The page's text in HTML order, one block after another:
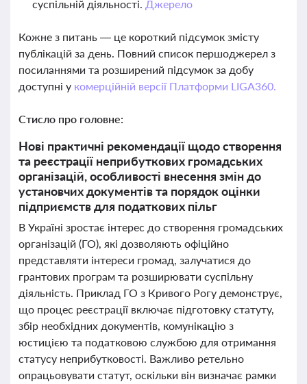
суспільній діяльності. Джерело
Кожне з питань — це короткий підсумок змісту
публікацій за день. Повний список першоджерел з
посиланнями та розширений підсумок за добу
доступні у комерційній версії Платформи LIGA360.
Стисло про головне:
Нові практичні рекомендації щодо створення
та реєстрації неприбуткових громадських
організацій, особливості внесення змін до
установчих документів та порядок оцінки
підприємств для податкових пільг
В Україні зростає інтерес до створення громадських
організацій (ГО), які дозволяють офіційно
представляти інтереси громад, залучатися до
грантових програм та розширювати суспільну
діяльність. Приклад ГО з Кривого Рогу демонструє,
що процес реєстрації включає підготовку статуту,
збір необхідних документів, комунікацію з
юстицією та податковою службою для отримання
статусу неприбутковості. Важливо ретельно
опрацьовувати статут, оскільки він визначає рамки